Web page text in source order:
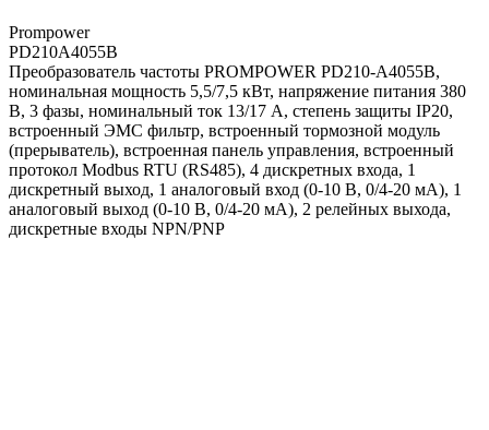
Prompower
PD210A4055B
Преобразователь частоты PROMPOWER PD210-A4055B,
номинальная мощность 5,5/7,5 кВт, напряжение питания 380
В, 3 фазы, номинальный ток 13/17 А, степень защиты IP20,
встроенный ЭМС фильтр, встроенный тормозной модуль
(прерыватель), встроенная панель управления, встроенный
протокол Modbus RTU (RS485), 4 дискретных входа, 1
дискретный выход, 1 аналоговый вход (0-10 В, 0/4-20 мА), 1
аналоговый выход (0-10 В, 0/4-20 мА), 2 релейных выхода,
дискретные входы NPN/PNP